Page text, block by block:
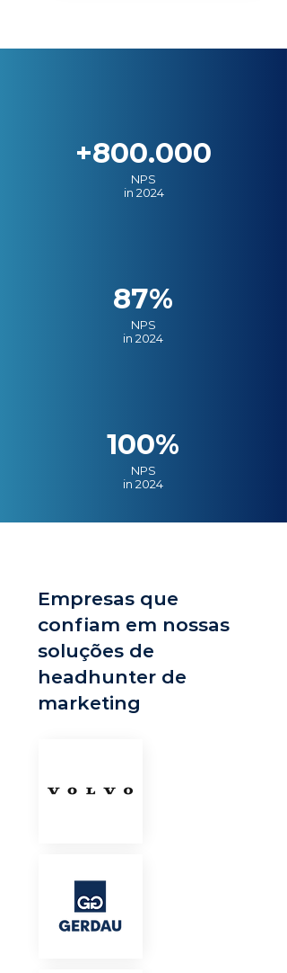
+800.000
NPS
in 2024
87%
NPS
in 2024
100%
NPS
in 2024
Empresas que
confiam em nossas
soluções de
headhunter de
marketing